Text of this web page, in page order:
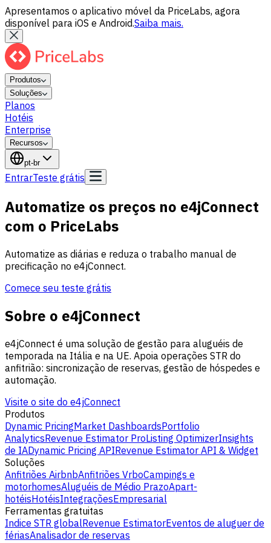
Apresentamos o aplicativo móvel da PriceLabs, agora
disponível para iOS e Android.Saiba mais.
Produtos
Soluções
Planos
Hotéis
Enterprise
Recursos
pt-br
EntrarTeste grátis
Automatize os preços no e4jConnect
com o PriceLabs
Automatize as diárias e reduza o trabalho manual de
precificação no e4jConnect.
Comece seu teste grátis
Sobre o e4jConnect
e4jConnect é uma solução de gestão para aluguéis de
temporada na Itália e na UE. Apoia operações STR do
anfitrião: sincronização de reservas, gestão de hóspedes e
automação.
Visite o site do e4jConnect
Produtos
Dynamic PricingMarket DashboardsPortfolio
AnalyticsRevenue Estimator ProListing OptimizerInsights
de IADynamic Pricing APIRevenue Estimator API & Widget
Soluções
Anfitriões AirbnbAnfitriões VrboCampings e
motorhomesAluguéis de Médio PrazoApart-
hotéisHotéisIntegraçõesEmpresarial
Ferramentas gratuitas
Indice STR globalRevenue EstimatorEventos de aluguer de
fériasAnalisador de reservas